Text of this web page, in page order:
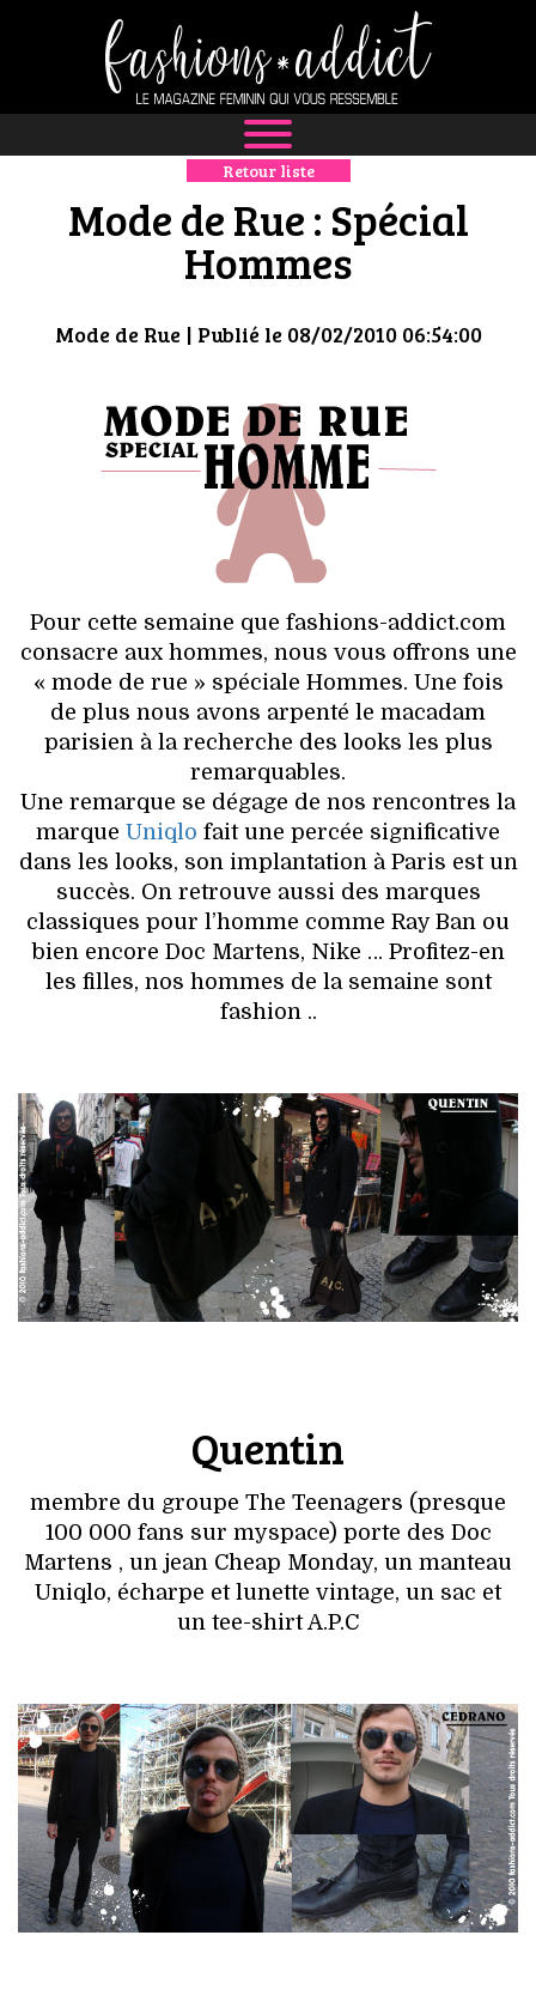
NEWS
MODE
BOUTIQUE
CULTURE
HIGH TECH
MAISON
AUTO
LIEUX TENDANCES
BEAUTÉ
MODE DE RUE
JEUNES CRÉATEURS
HISTOIRE DES MARQUES
DÉCO
VOYAGES & LOISIRS
Retour liste
Mode de Rue : Spécial
Hommes
Mode de Rue| Publié le 08/02/2010 06:54:00
Pour cette semaine que fashions-addict.com
consacre aux hommes, nous vous offrons une
« mode de rue » spéciale Hommes. Une fois
de plus nous avons arpenté le macadam
parisien à la recherche des looks les plus
remarquables.
Une remarque se dégage de nos rencontres la
marque Uniqlo fait une percée significative
dans les looks, son implantation à Paris est un
succès. On retrouve aussi des marques
classiques pour l’homme comme Ray Ban ou
bien encore Doc Martens, Nike … Profitez-en
les filles, nos hommes de la semaine sont
fashion ..
Quentin
membre du groupe The Teenagers (presque
100 000 fans sur myspace) porte des Doc
Martens , un jean Cheap Monday, un manteau
Uniqlo, écharpe et lunette vintage, un sac et
un tee-shirt A.P.C